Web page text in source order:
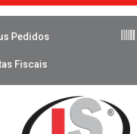
Pedidos
Fiscais